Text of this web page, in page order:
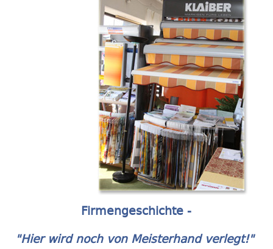
Firmengeschichte -
"Hier wird noch von Meisterhand verlegt!"